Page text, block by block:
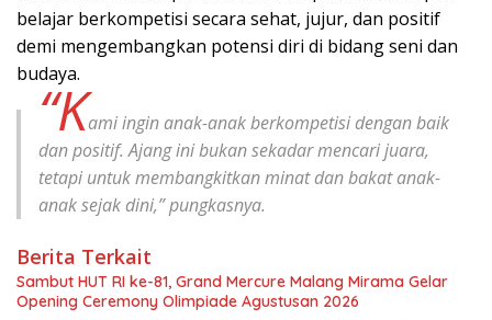
belajar berkompetisi secara sehat, jujur, dan positif
demi mengembangkan potensi diri di bidang seni dan
budaya.
“Kami ingin anak-anak berkompetisi dengan baik
dan positif. Ajang ini bukan sekadar mencari juara,
tetapi untuk membangkitkan minat dan bakat anak-
anak sejak dini,” pungkasnya.
Berita Terkait
Sambut HUT RI ke-81, Grand Mercure Malang Mirama Gelar
Opening Ceremony Olimpiade Agustusan 2026